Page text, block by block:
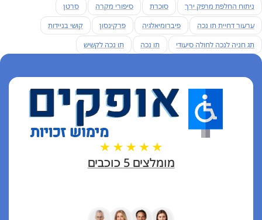
ניתוח החלפת מרפק ירך
סוכרת סיפורי מקרה
סרטן
ערעור דחיית תו נכה
פיברומיאלגיה פרקינסון
קושי בניידות
תג חניה לנכה לחולה סיעודי
תו נכה תו נכה לקשיש
מומלצים 5 כוכבים